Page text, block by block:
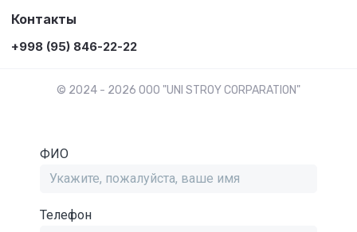
Контакты
+998 (95) 846-22-22
© 2024 - 2026 OOO "UNI STROY CORPARATION"